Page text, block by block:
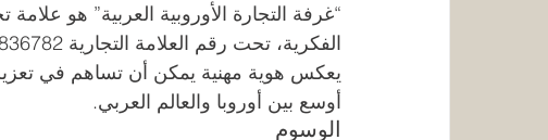
“غرفة التجارة الأوروبية العربية” هو
يعكس هوية مهنية يمكن أن تساهم في
أوسع بين أوروبا والعالم العربي.
الوسوم